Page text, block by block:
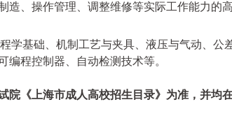
、操作管理、调整维修等实际工作能力的
学基础、机制工艺与夹具、液压与气动、公
编程控制器、自动检测技术等。
院《上海市成人高校招生目录》为准，并均